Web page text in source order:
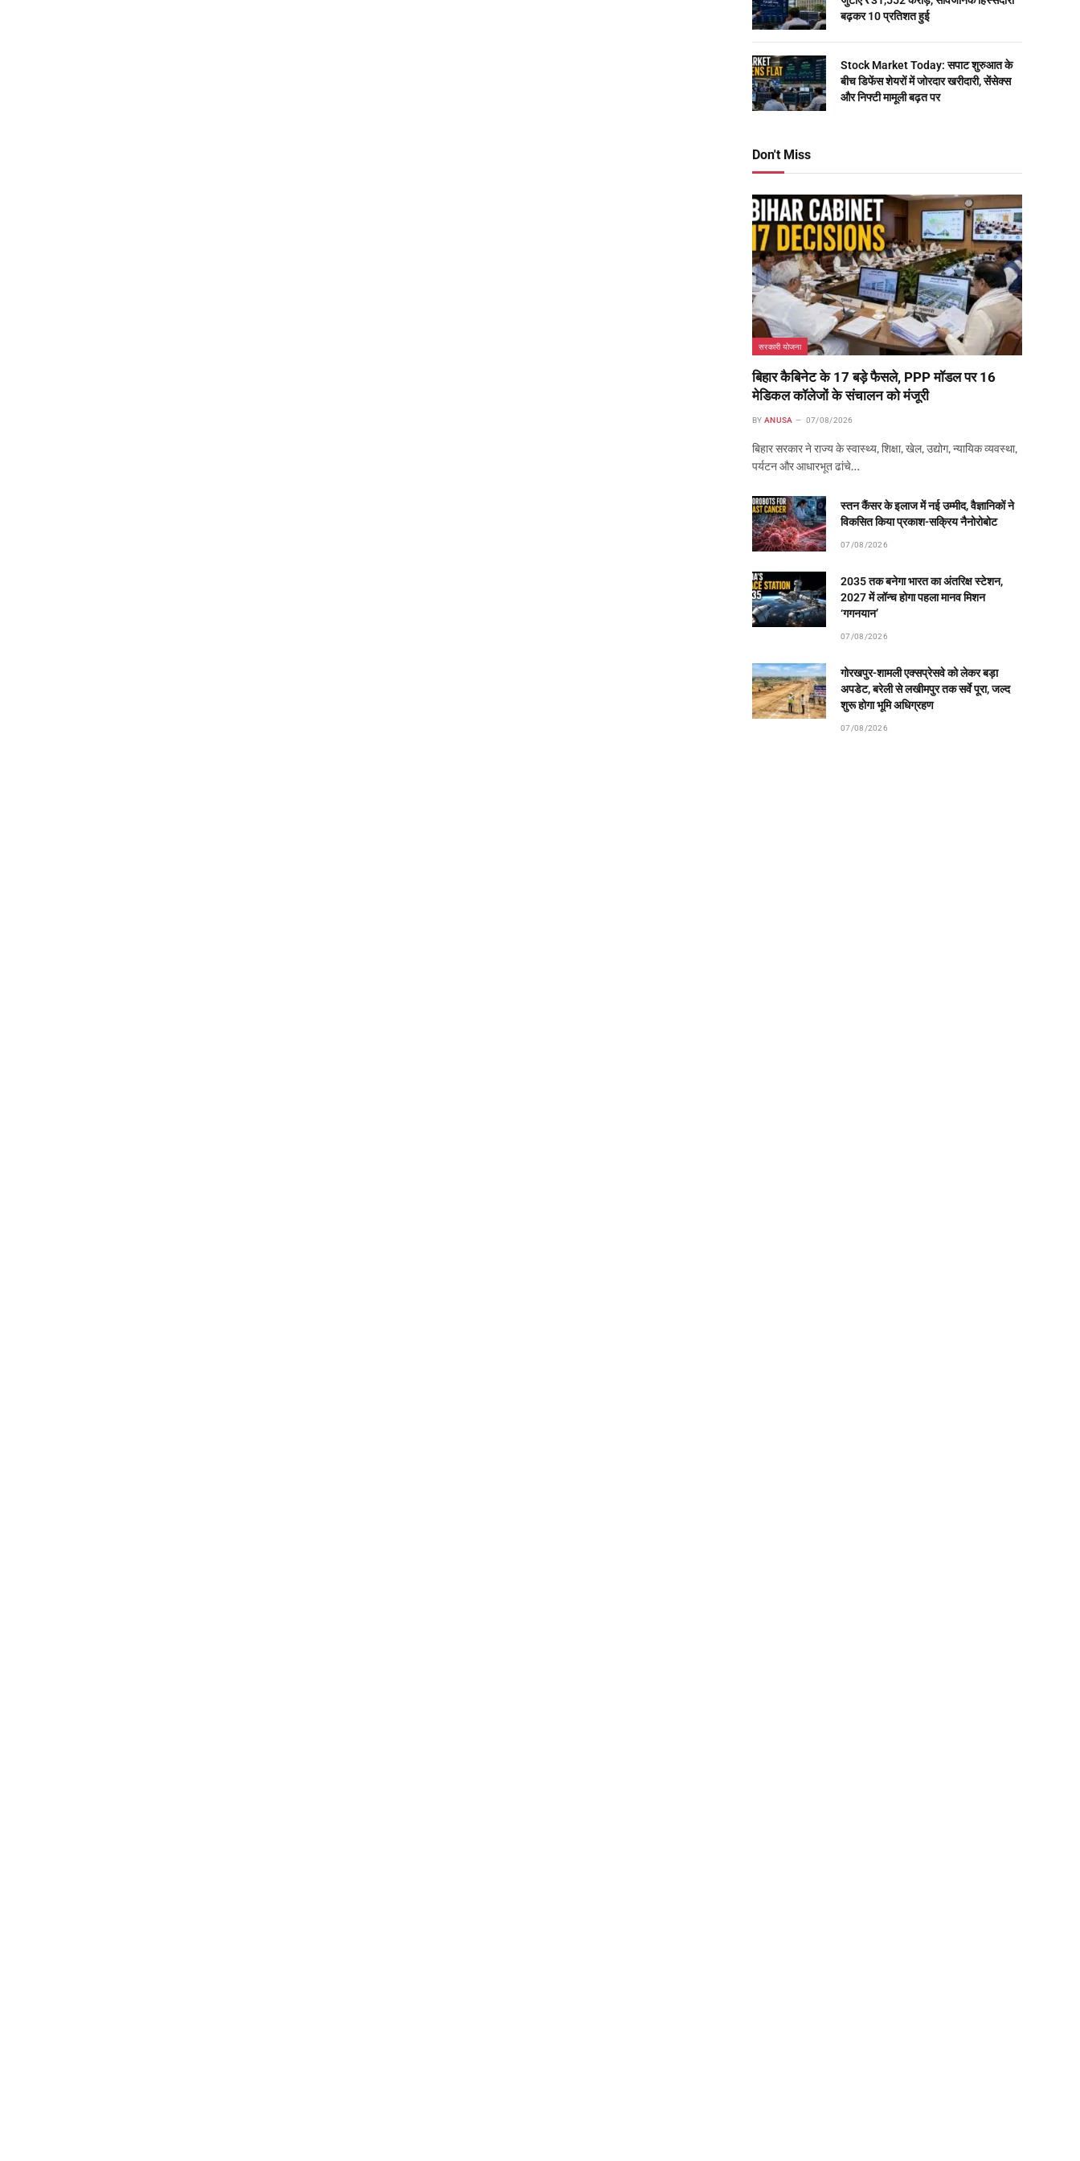
बढ़कर 10 प्रतिशत हुई
Stock Market Today: सपाट शुरुआत के
बीच डिफेंस शेयरों में जोरदार खरीदारी, सेंसेक्स
और निफ्टी मामूली बढ़त पर
Don't Miss
सरकारी योजना
बिहार कैबिनेट के 17 बड़े फैसले, PPP मॉडल पर 16
मेडिकल कॉलेजों के संचालन को मंजूरी
BY ANUSA 07/08/2026
बिहार सरकार ने राज्य के स्वास्थ्य, शिक्षा, खेल, उद्योग, न्यायिक व्यवस्था,
पर्यटन और आधारभूत ढांचे…
स्तन कैंसर के इलाज में नई उम्मीद, वैज्ञानिकों ने
विकसित किया प्रकाश-सक्रिय नैनोरोबोट
07/08/2026
2035 तक बनेगा भारत का अंतरिक्ष स्टेशन,
2027 में लॉन्च होगा पहला मानव मिशन
‘गगनयान’
07/08/2026
गोरखपुर-शामली एक्सप्रेसवे को लेकर बड़ा
अपडेट, बरेली से लखीमपुर तक सर्वे पूरा, जल्द
शुरू होगा भूमि अधिग्रहण
07/08/2026